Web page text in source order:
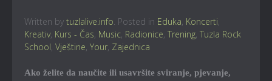
Written by tuzlalive.info. Posted in Eduka, Koncerti,
Kreativ, Kurs - Čas, Music, Radionice, Trening, Tuzla Rock
School, Vještine, Your, Zajednica
Ako želite da naučite ili usavršite sviranje, pjevanje,